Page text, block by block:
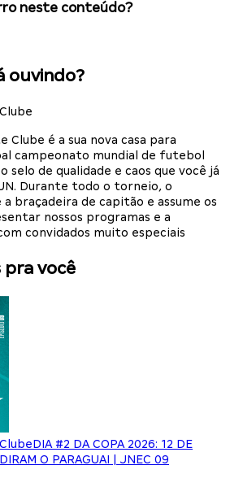
neste conteúdo?
ouvindo?
Clube é a sua nova casa para
campeonato mundial de futebol
selo de qualidade e caos que você já
Durante todo o torneio, o
braçadeira de capitão e assume os
nossos programas e a
convidados muito especiais
pra você
DIA #2 DA COPA 2026: 12 DE
O PARAGUAI | JNEC 09